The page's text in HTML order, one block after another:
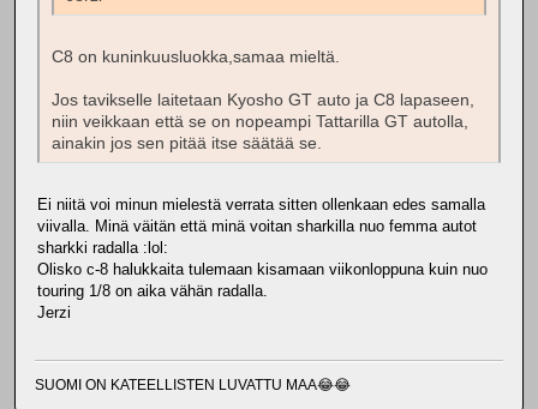
C8 on kuninkuusluokka,samaa mieltä.
Jos tavikselle laitetaan Kyosho GT auto ja C8 lapaseen,
niin veikkaan että se on nopeampi Tattarilla GT autolla,
ainakin jos sen pitää itse säätää se.
Ei niitä voi minun mielestä verrata sitten ollenkaan edes samalla
viivalla. Minä väitän että minä voitan sharkilla nuo femma autot
sharkki radalla :lol:
Olisko c-8 halukkaita tulemaan kisamaan viikonloppuna kuin nuo
touring 1/8 on aika vähän radalla.
Jerzi
SUOMI ON KATEELLISTEN LUVATTU MAA😂😂